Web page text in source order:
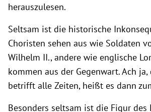
herauszulesen.
Seltsam ist die historische
Choristen sehen aus wie Soldaten
Wilhelm II., andere wie englische
kommen aus der Gegenwart. Ach ja,
betrifft alle Zeiten, heißt es dann
Besonders seltsam ist die Figur des